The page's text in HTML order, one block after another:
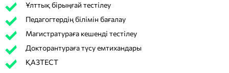
Ұлттық бірыңғай тестілеу
Педагогтердің білімін бағалау
Магистратураға кешенді тестілеу
Докторантураға түсу емтихандары
ҚАЗТЕСТ